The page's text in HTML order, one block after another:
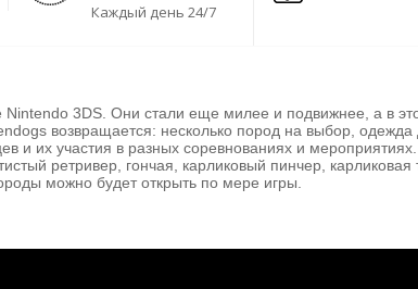
Каждый день 24/7
3DS. Они стали еще милее и подвижнее, а в
возвращается: несколько пород на выбор, одежда
и их участия в разных соревнованиях и мероприятиях.
ретривер, гончая, карликовый пинчер, карликовая
можно будет открыть по мере игры.